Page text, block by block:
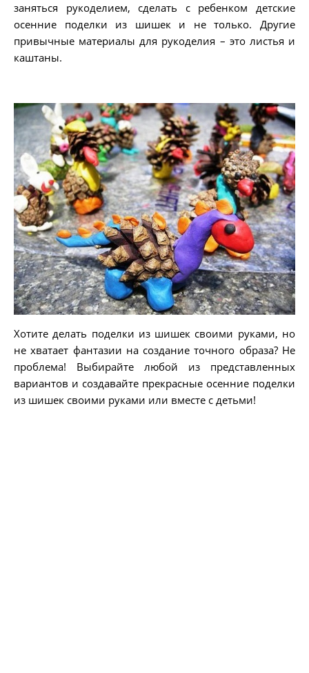
заняться рукоделием, сделать с ребенком детские
осенние поделки из шишек и не только. Другие
привычные материалы для рукоделия – это листья и
каштаны.
Хотите делать поделки из шишек своими руками, но
не хватает фантазии на создание точного образа? Не
проблема! Выбирайте любой из представленных
вариантов и создавайте прекрасные осенние поделки
из шишек своими руками или вместе с детьми!